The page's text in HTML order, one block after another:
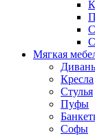
Мягкая
Кресла
Стулья
Пуфы
Софы